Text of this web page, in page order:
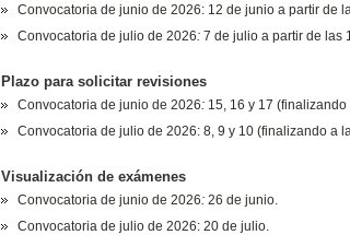
Convocatoria de junio de 2026: 12 de junio a partir de
Convocatoria de julio de 2026: 7 de julio a partir de las
Plazo para solicitar revisiones
Convocatoria de junio de 2026: 15, 16 y 17
Convocatoria de julio de 2026: 8, 9 y 10 (finalizando a
Visualización de exámenes
Convocatoria de junio de 2026: 26 de junio.
Convocatoria de julio de 2026: 20 de julio.